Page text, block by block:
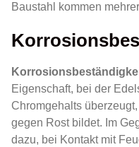
Baustahl kommen
Eigenschaft, bei der
Chromgehalts
gegen Rost bildet. Im
dazu, bei Kontakt mit